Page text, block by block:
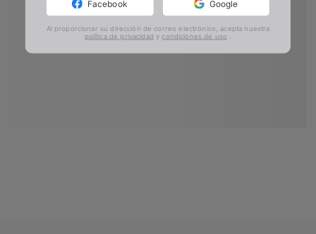
Facebook Google
Al proporcionar su dirección de correo electrónico, acepta nuestra
política de privacidad ycondiciones de uso